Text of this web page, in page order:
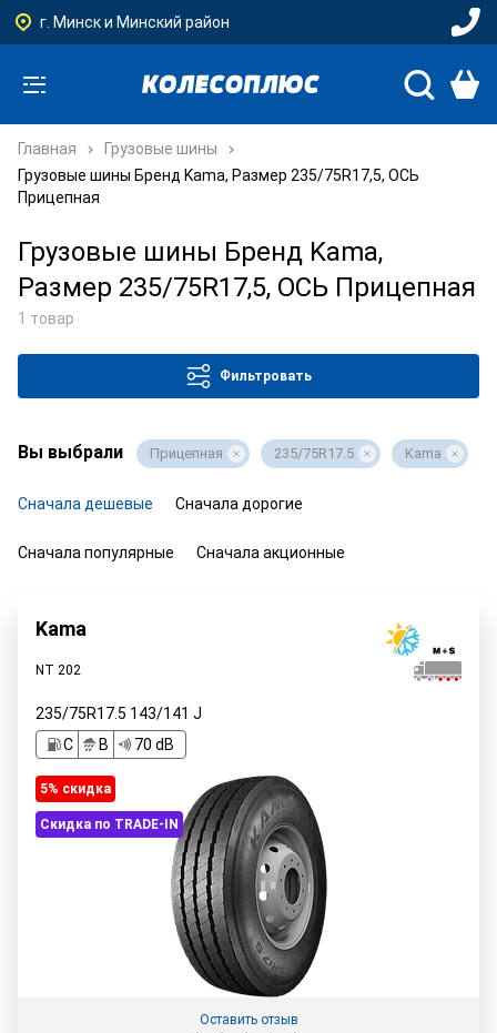
г. Минск и Минский район
Главная
Грузовые шины
Грузовые шины Бренд Kama, Размер 235/75R17,5, ОСЬ
Прицепная
Грузовые шины Бренд Kama,
Размер 235/75R17,5, ОСЬ Прицепная
1 товар
Фильтровать
Вы выбрали Прицепная 235/75R17.5 Kama
Сначала дешевые Сначала дорогие
Сначала популярные Сначала акционные
Kama
NT 202
235/75R17.5 143/141 J
C
B 70 dB
5% cкидка
Скидка по TRADE-IN
Оставить отзыв